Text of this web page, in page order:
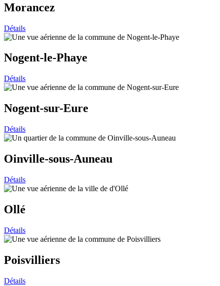
Morancez
Détails
Nogent-le-Phaye
Détails
Nogent-sur-Eure
Détails
Oinville-sous-Auneau
Détails
Ollé
Détails
Poisvilliers
Détails